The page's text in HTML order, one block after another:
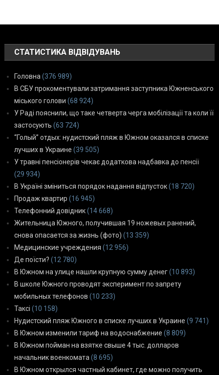
СТАТИСТИКА ВІДВІДУВАНЬ
Головна (376 989)
В СБУ прокоментували затримання заступника Южненського
міського голови (68 924)
У Раді пояснили, що таке четверта черга мобілізації та коли її
застосують (63 724)
“Голый” отдых: нудистский пляж в Южном оказался в списке
лучших в Украине (39 505)
У травні пенсіонерів чекає додаткова надбавка до пенсії
(29 934)
В Україні зміниться порядок надання відпусток(18 720)
Продаж квартир (16 945)
Телефонний довідник(14 668)
Жительница Южного, получившая 19 ножевых ранений,
снова опасается за жизнь (фото) (13 359)
Медицинские учреждения (12 956)
Де поїсти? (12 780)
В Южном на улице нашли крупную сумму денег(10 893)
В школе Южного проводят эксперимент по запрету
мобильных телефонов (10 233)
Таксі (10 158)
Нудистский пляж Южного в списке лучших в Украине (9 741)
В Южном изменили тариф на водоснабжение (8 809)
В Южном пойман на взятке свыше 4 тыс. долларов
начальник военкомата (8 695)
В Южном открылся частный кабинет, где можно получить